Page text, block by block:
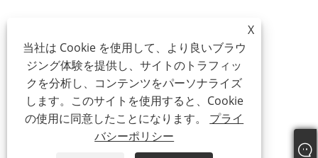
X
当社は Cookie を使用して、より良いブラウ
ジング体験を提供し、サイトのトラフィッ
クを分析し、コンテンツをパーソナライズ
します。このサイトを使用すると、Cookie
の使用に同意したことになります。 プライ
バシーポリシー